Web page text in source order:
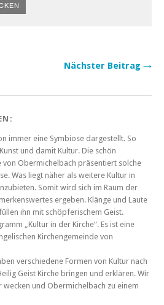
Nächster Beitrag →
immer eine Symbiose dargestellt. So
und damit Kultur. Die schön
von Obermichelbach präsentiert solche
Was liegt näher als weitere Kultur in
Somit wird sich im Raum der
ergeben. Klänge und Laute
ihn mit schöpferischem Geist.
„Kultur in der Kirche“. Es ist eine
Kirchengemeinde von
verschiedene Formen von Kultur nach
Geist Kirche bringen und erklären. Wir
und Obermichelbach zu einem